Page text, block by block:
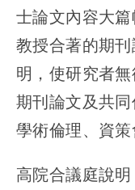
士論文內容大
教授合著的期
明，使研究者
期刊論文及共
學術倫理、資策
高院合議庭說